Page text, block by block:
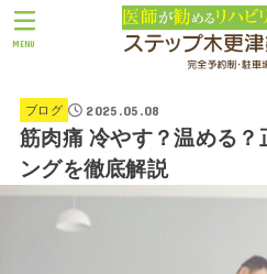
MENU
ブログ 2025.05.08
筋肉痛 冷やす？温める？
ングを徹底解説